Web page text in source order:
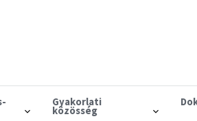
Gyakorlati
közösség